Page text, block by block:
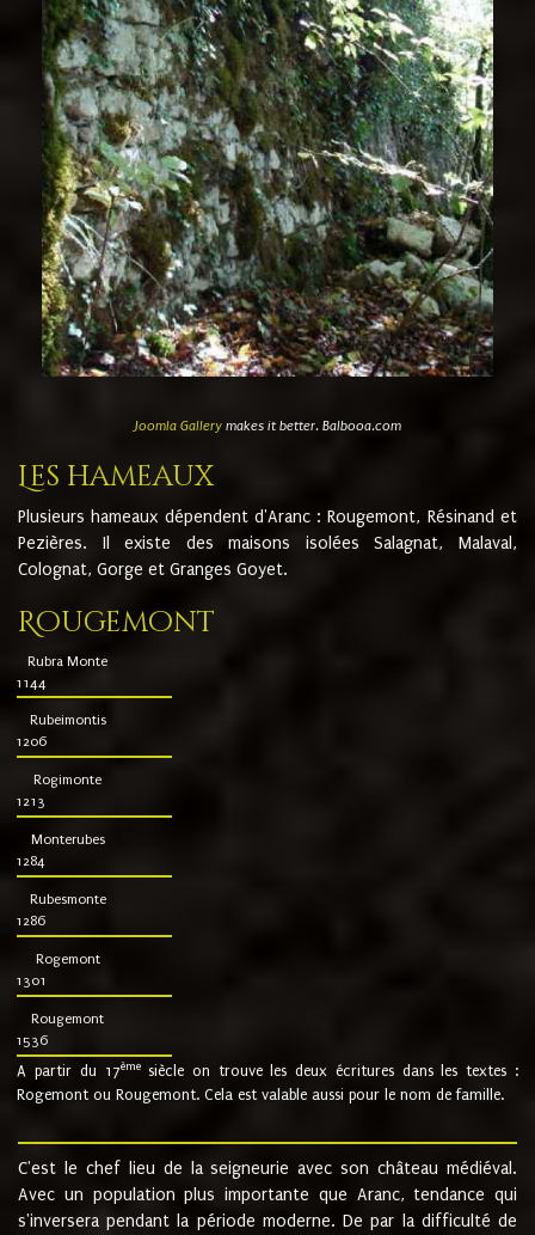
Joomla Gallerymakes it better. Balbooa.com
Les hameaux
Plusieurs hameaux dépendent d'Aranc : Rougemont, Résinand et
Pezières. Il existe des maisons isolées Salagnat, Malaval,
Colognat, Gorge et Granges Goyet.
Rougemont
Rubra Monte
1144
Rubeimontis
1206
Rogimonte
1213
Monterubes
1284
Rubesmonte
1286
Rogemont
1301
Rougemont
1536
A partir du 17ème siècle on trouve les deux écritures dans les textes :
Rogemont ou Rougemont. Cela est valable aussi pour le nom de famille.
C'est le chef lieu de la seigneurie avec son château médiéval.
Avec un population plus importante que Aranc, tendance qui
s'inversera pendant la période moderne. De par la difficulté de